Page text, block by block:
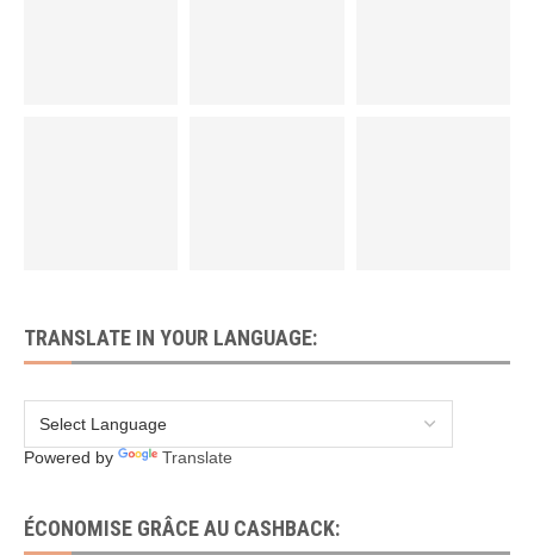
TRANSLATE IN YOUR LANGUAGE:
Powered by Translate
ÉCONOMISE GRÂCE AU CASHBACK: